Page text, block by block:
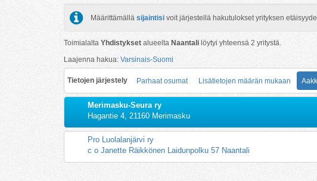
Määrittämällä sijaintisi voit järjestellä hakutulokset yrityksen
Toimialalta Yhdistykset alueelta Naantali löytyi yhteensä 2 yritystä.
Laajenna hakua: Varsinais-Suomi
Tietojen järjestely Parhaat osumat Lisätietojen määrän mukaan
Merimasku-Seura ry
Hagantie 4, 21160 Merimasku
Pro Luolalanjärvi ry
c o Janette Räikkönen Laidunpolku 57 Naantali